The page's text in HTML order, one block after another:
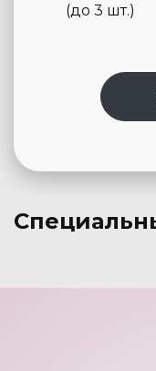
(до 3 шт.)